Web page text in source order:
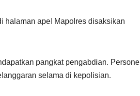
halaman apel Mapolres disaksikan
pangkat pengabdian. Personel
selama di kepolisian.